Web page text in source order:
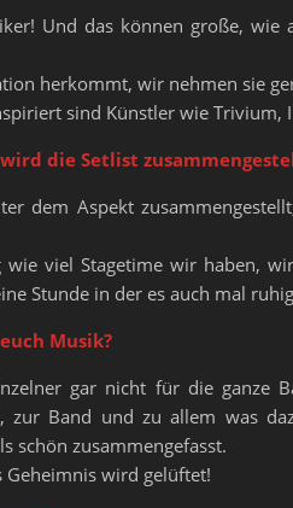
Und das können große, wie
herkommt, wir nehmen sie
sind Künstler wie Trivium,
die Setlist
dem Aspekt
wie viel Stagetime wir haben,
Stunde in der es auch mal
Musik?
gar nicht für die ganze
zur Band und zu allem was
schön zusammengefasst.
wird gelüftet!